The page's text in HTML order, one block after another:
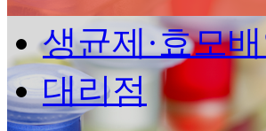
생균제·효모
대리점